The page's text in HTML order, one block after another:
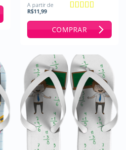
A partir de
R$11,99
COMPRAR